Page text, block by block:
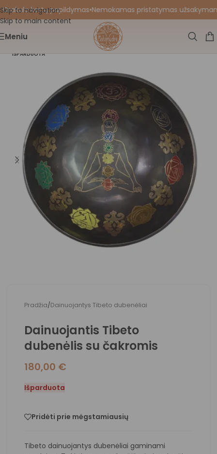
Skip to navigation
Skip to main content
kortų papildymas•Nemokamas pristatymas
Meniu
IŠPARDUOTA
Pradžia/Dainuojantys Tibeto dubenėliai
Dainuojantis Tibeto
dubenėlis su čakromis
180,00 €
Išparduota
Pridėti prie mėgstamiausių
Tibeto dainuojantys dubenėliai gaminami